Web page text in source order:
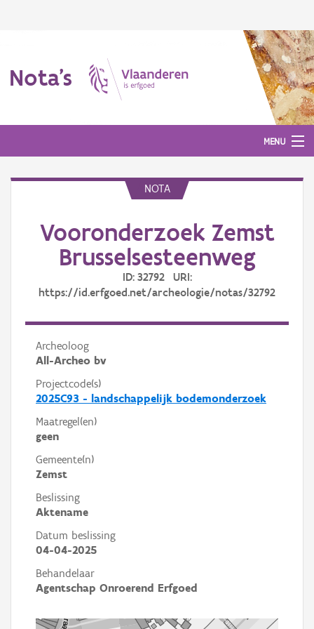
Nota's
MENU
Aanmelden
NOTA
Vooronderzoek Zemst
Brusselsesteenweg
ID: 32792 URI:
https://id.erfgoed.net/archeologie/notas/32792
Archeoloog
All-Archeo bv
Projectcode(s)
2025C93 - landschappelijk bodemonderzoek
Maatregel(en)
geen
Gemeente(n)
Zemst
Beslissing
Aktename
Datum beslissing
04-04-2025
Behandelaar
Agentschap Onroerend Erfgoed